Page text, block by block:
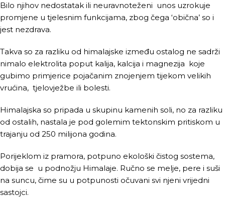
Bilo njihov nedostatak ili neuravnoteženi unos uzrokuje
promjene u tjelesnim funkcijama, zbog čega ‘obična’ so i
jest nezdrava.
Takva so za razliku od himalajske između ostalog ne sadrži
nimalo elektrolita poput kalija, kalcija i magnezija koje
gubimo primjerice pojačanim znojenjem tijekom velikih
vrućina, tjelovježbe ili bolesti.
Himalajska so pripada u skupinu kamenih soli, no za razliku
od ostalih, nastala je pod golemim tektonskim pritiskom u
trajanju od 250 milijona godina.
Porijeklom iz pramora, potpuno ekološki čistog sostema,
dobija se u podnožju Himalaje. Ručno se melje, pere i suši
na suncu, čime su u potpunosti očuvani svi njeni vrijedni
sastojci.